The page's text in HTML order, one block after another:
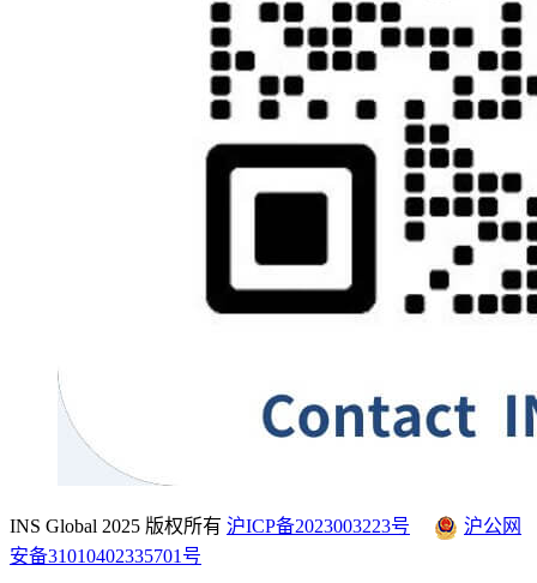
INS Global 2025 版权所有 沪ICP备2023003223号
沪公网
安备31010402335701号